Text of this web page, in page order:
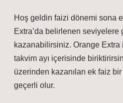
Hoş geldin faizi dönemi sona
Extra’da belirlenen seviyelere
kazanabilirsiniz. Orange Extra
takvim ayı içerisinde
üzerinden kazanılan ek faiz
geçerli olur.